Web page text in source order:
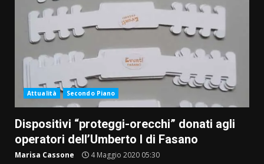
Attualità Secondo Piano
Dispositivi “proteggi-orecchi” donati agli
operatori dell’Umberto I di Fasano
Marisa Cassone 4 Maggio 2020 05:30